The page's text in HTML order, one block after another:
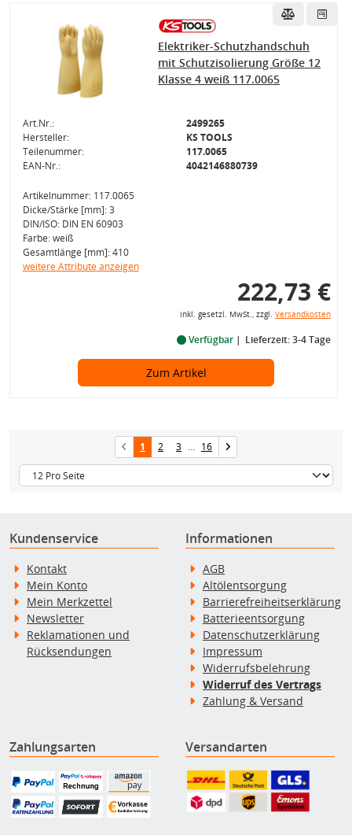
Elektriker-Schutzhandschuh
mit Schutzisolierung Größe 12
Klasse 4 weiß 117.0065
Art.Nr.:
2499265
Hersteller:
KS TOOLS
Teilenummer:
117.0065
EAN-Nr.:
4042146880739
Artikelnummer: 117.0065
Dicke/Stärke [mm]: 3
DIN/ISO: DIN EN 60903
Farbe: weiß
Gesamtlänge [mm]: 410
weitere Attribute anzeigen
222,73 €
inkl. gesetzl. MwSt., zzgl. Versandkosten
Verfügbar Lieferzeit: 3-4 Tage
Zum Artikel
1 2 3 ... 16
Kundenservice
Kontakt
Mein Konto
Mein Merkzettel
Newsletter
Reklamationen und
Rücksendungen
Informationen
AGB
Altölentsorgung
Barrierefreiheitserklärung
Batterieentsorgung
Datenschutzerklärung
Impressum
Widerrufsbelehrung
Widerruf des Vertrags
Zahlung & Versand
Zahlungsarten Versandarten